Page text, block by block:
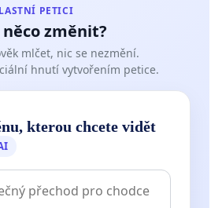
PETICI
změnit?
mlčet, nic se nezmění.
hnutí vytvořením petice.
kterou chcete vidět